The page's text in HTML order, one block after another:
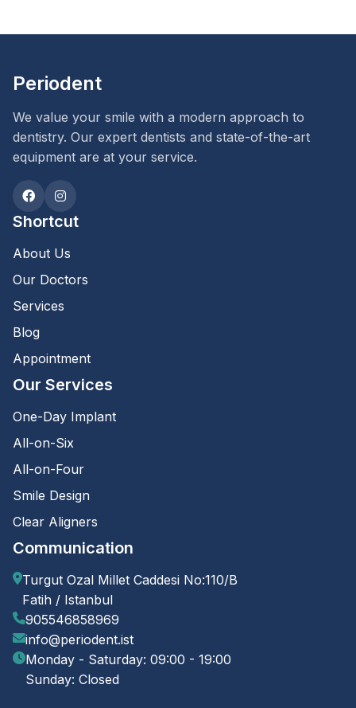
Periodent
We value your smile with a modern approach to
dentistry. Our expert dentists and state-of-the-art
equipment are at your service.
Shortcut
About Us
Our Doctors
Services
Blog
Appointment
Our Services
One-Day Implant
All-on-Six
All-on-Four
Smile Design
Clear Aligners
Communication
Turgut Ozal Millet Caddesi No:110/B
Fatih / Istanbul
905546858969
info@periodent.ist
Monday - Saturday: 09:00 - 19:00
Sunday: Closed